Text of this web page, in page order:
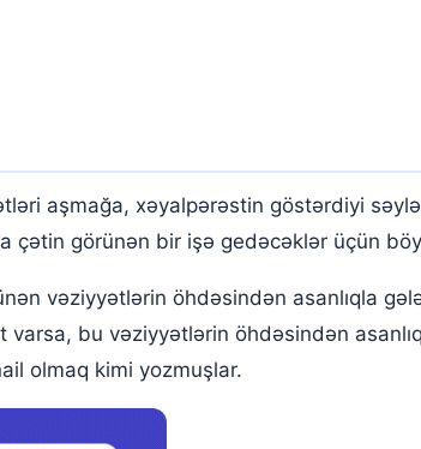
aşmağa, xəyalpərəstin göstərdiyi
çətin görünən bir işə gedəcəklər üçün
vəziyyətlərin öhdəsindən asanlıqla
bu vəziyyətlərin öhdəsindən
olmaq kimi yozmuşlar.